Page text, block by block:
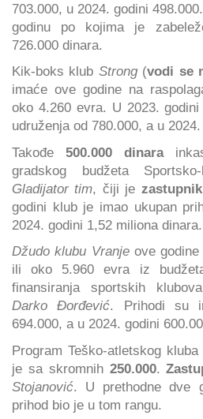
703.000, u 2024. godini
godinu po kojima je
726.000 dinara.
Kik-boks klub Strong(vodi se
imaće ove godine na
oko 4.260 evra. U 2023.
udruženja od 780.000, a u
Takođe 500.000 dinara
gradskog budžeta
Gladijator tim, čiji je zastupnik
godini klub je imao ukupan
2024. godini 1,52 miliona dinara.
Džudo klubu Vranjeove godine
ili oko 5.960 evra iz
finansiranja sportskih
Darko Đorđević. Prihodi su
694.000, a u 2024. godini
Program Teško-atletskog kluba
je sa skromnih 250.000.
Stojanović. U prethodne dve
prihod bio je u tom rangu.